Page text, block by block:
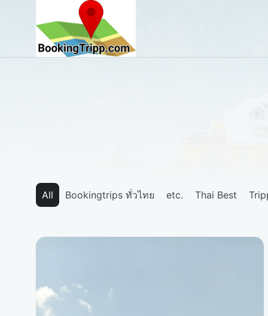
bookingtripp.com
All Bookingtrips ทั่วไทย etc. Thai Best